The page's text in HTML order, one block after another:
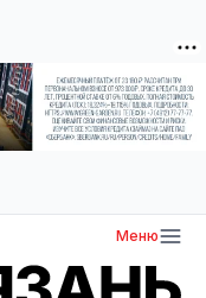
Меню